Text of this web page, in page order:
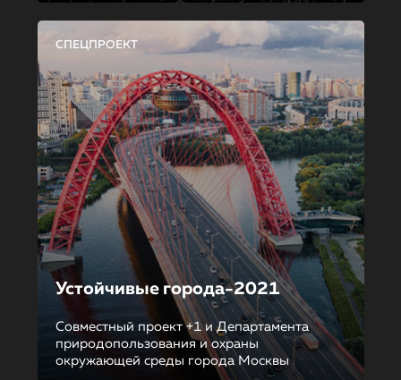
СПЕЦПРОЕКТ
Устойчивые города-2021
Совместный проект +1 и Департамента
природопользования и охраны
окружающей среды города Москвы